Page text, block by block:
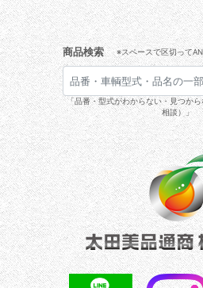
商品検索 ※スペースで区切って
「品番・型式がわからない・見つか
相談）」